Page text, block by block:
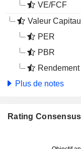
VE/FCF
Valeur
PER
PBR
Plus de notes
Rating Consensus